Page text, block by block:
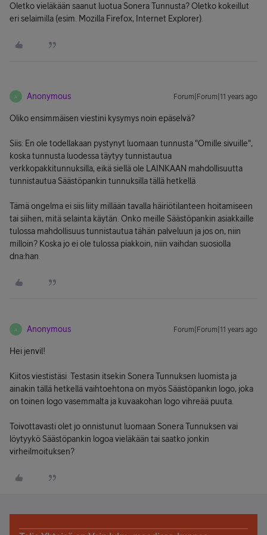
Oletko vieläkään saanut luotua Sonera Tunnusta? Oletko kokeillut
eri selaimilla (esim. Mozilla Firefox, Internet Explorer).
A Anonymous Forum|Forum|11 years ago
Oliko ensimmäisen viestini kysymys noin epäselvä?
Siis: En ole todellakaan pystynyt luomaan tunnusta "Omille sivuille",
koska tunnusta luodessa täytyy tunnistautua
verkkopakkitunnuksilla, eikä siellä ole LAINKAAN mahdollisuutta
tunnistautua Säästöpankin tunnuksilla tällä hetkellä.
Tämä ongelma ei siis liity millään tavalla häiriötilanteen hoitamiseen
tai siihen, mitä selainta käytän. Onko meille Säästöpankin asiakkaille
tulossa mahdollisuus tunnistautua tähän palveluun ja jos on, niin
milloin? Koska jo ei ole tulossa piakkoin, niin vaihdan suosiolla
dna:han.
A Anonymous Forum|Forum|11 years ago
Hei jenvil!
Kiitos viestistäsi. Testasin itsekin Sonera Tunnuksen luomista ja
ainakin tällä hetkellä vaihtoehtona on myös Säästöpankin logo, joka
on toinen logo vasemmalta ja kuvaakohan logo vihreää puuta.
Toivottavasti olet jo onnistunut luomaan Sonera Tunnuksen vai
löytyykö Säästöpankin logoa vieläkään tai saatko jonkin
virheilmoituksen?